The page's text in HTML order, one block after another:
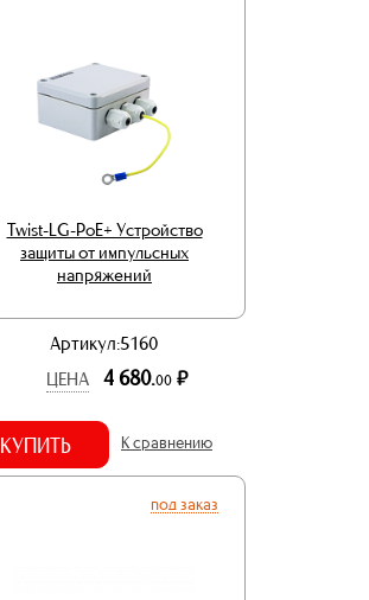
Twist-LG-PoE+ Устройство
защиты от импульсных
напряжений
Артикул:5160
ЦЕНА
4 680.00 р.
КУПИТЬ К сравнению
под заказ